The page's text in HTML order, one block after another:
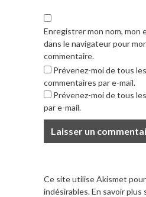
Enregistrer mon nom, mon
dans le navigateur pour
commentaire.
Prévenez-moi de tous
commentaires par e-mail.
Prévenez-moi de tous
par e-mail.
Ce site utilise Akismet
indésirables.En savoir plus